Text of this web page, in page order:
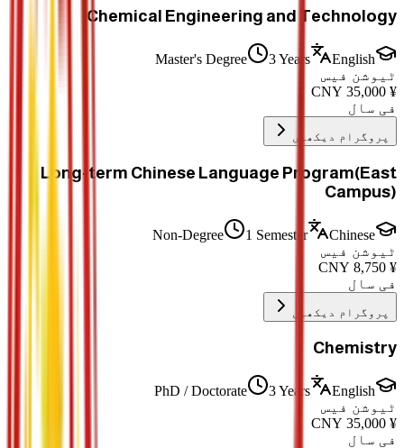
Chemical Engineering and Technology
Master's Degree 3 Years
English
ٹیوشن فیس
¥
35,000
فی سال
پروگرام دیکھیں
Long-term Chinese Language Program(East
Campus)
Non-Degree 1 Semester
Chinese
ٹیوشن فیس
¥
8,750
فی سال
پروگرام دیکھیں
Chemistry
PhD / Doctorate 3 Years
English
ٹیوشن فیس
¥
35,000
فی سال